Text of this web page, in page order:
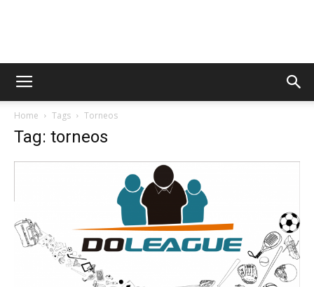
AppsTonic
Home Tags Torneos
Tag: torneos